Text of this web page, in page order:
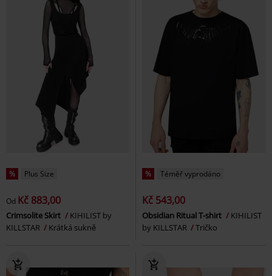
% Plus Size
Od Kč 883,00
Crimsolite Skirt
KIHILIST by
KILLSTAR
Krátká sukně
% Téměř vyprodáno
Kč 543,00
Obsidian Ritual T-shirt
KIHILIST
by KILLSTAR
Tričko